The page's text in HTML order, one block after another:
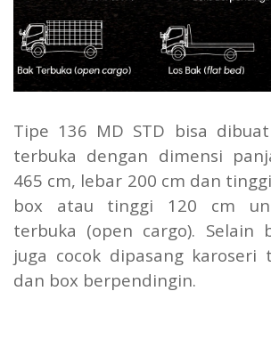
Tipe 136 MD STD bisa
terbuka dengan dimensi
465 cm, lebar 200 cm dan
box atau tinggi 120 cm
terbuka (open cargo). Selain
juga cocok dipasang karoseri
dan box berpendingin.